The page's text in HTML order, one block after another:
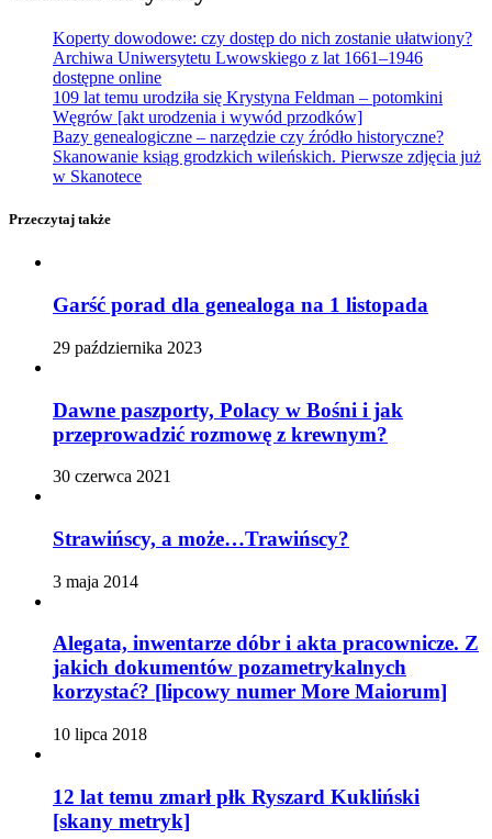
Koperty dowodowe: czy dostęp do nich zostanie ułatwiony?
Archiwa Uniwersytetu Lwowskiego z lat 1661–1946
dostępne online
109 lat temu urodziła się Krystyna Feldman – potomkini
Węgrów [akt urodzenia i wywód przodków]
Bazy genealogiczne – narzędzie czy źródło historyczne?
Skanowanie ksiąg grodzkich wileńskich. Pierwsze zdjęcia już
w Skanotece
Przeczytaj także
Garść porad dla genealoga na 1 listopada
29 października 2023
Dawne paszporty, Polacy w Bośni i jak
przeprowadzić rozmowę z krewnym?
30 czerwca 2021
Strawińscy, a może…Trawińscy?
3 maja 2014
Alegata, inwentarze dóbr i akta pracownicze. Z
jakich dokumentów pozametrykalnych
korzystać? [lipcowy numer More Maiorum]
10 lipca 2018
12 lat temu zmarł płk Ryszard Kukliński
[skany metryk]